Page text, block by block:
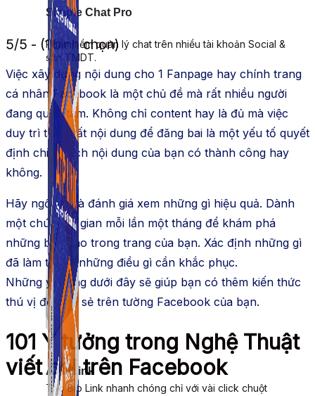
ATP Link
Tạo Bio Link nhanh chóng chỉ với vài click chuột
Simple Chat Pro
Phần mềm quản lý chat trên nhiều tài khoản Social &
sàn TMDT.
5/5 - (1 bình chọn)
Việc xây dựng nội dung cho 1 Fanpage hay chính trang
cá nhân Facebook là một chủ đề mà rất nhiều người
đang quan tâm. Không chỉ content hay là đủ mà việc
duy trì tần suất nội dung để đăng bai là một yếu tố quyết
định chiến dịch nội dung của bạn có thành công hay
không.
Hãy ngồi lại và đánh giá xem những gì hiệu quả. Dành
một chút thời gian mỗi lần một tháng để khám phá
những báo cáo trong trang của bạn. Xác định những gì
đã làm tốt và những điều gì cần khắc phục.
Những ý tưởng dưới đây sẽ giúp bạn có thêm kiến thức
thú vị để chia sẻ trên tường Facebook của bạn.
101 Ý tưởng trong Nghệ Thuật
viết bài trên Facebook